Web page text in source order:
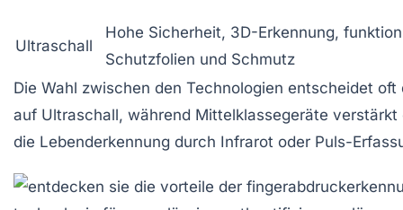
Ultraschall
Hohe Sicherheit, 3D-Erkennung,
Schutzfolien und Schmutz
Die Wahl zwischen den Technologien entscheidet
auf Ultraschall, während Mittelklassegeräte
die Lebenderkennung durch Infrarot oder Puls-